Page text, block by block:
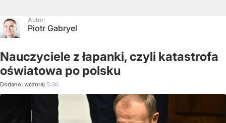
Autor:
Piotr Gabryel
Nauczyciele z łapanki, czyli katastrofa
oświatowa po polsku
Dodano: wczoraj 5:30